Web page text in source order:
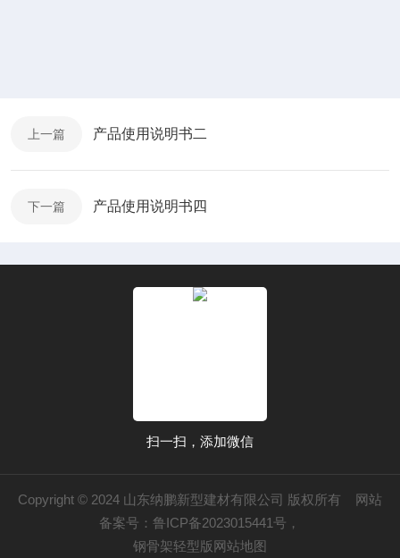
上一篇 产品使用说明书二
下一篇 产品使用说明书四
扫一扫，添加微信
Copyright © 2024 山东纳鹏新型建材有限公司 版权所有 网站
备案号：鲁ICP备2023015441号 ，
钢骨架轻型版网站地图